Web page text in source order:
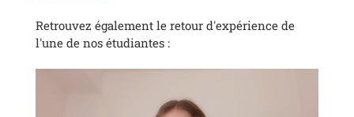
Retrouvez également le retour d'expérience de
l'une de nos étudiantes :